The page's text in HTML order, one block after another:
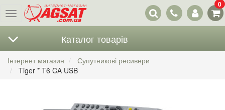
Меню
Наші
контакти
0
Каталог товарів
Інтернет магазин
Супутникові ресивери
Tiger * T6 CA USB